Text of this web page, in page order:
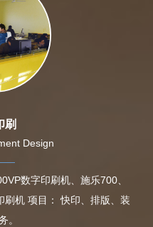
刷
Design
数字印刷机、施乐700、
刷机 项目： 快印、排版、装
。